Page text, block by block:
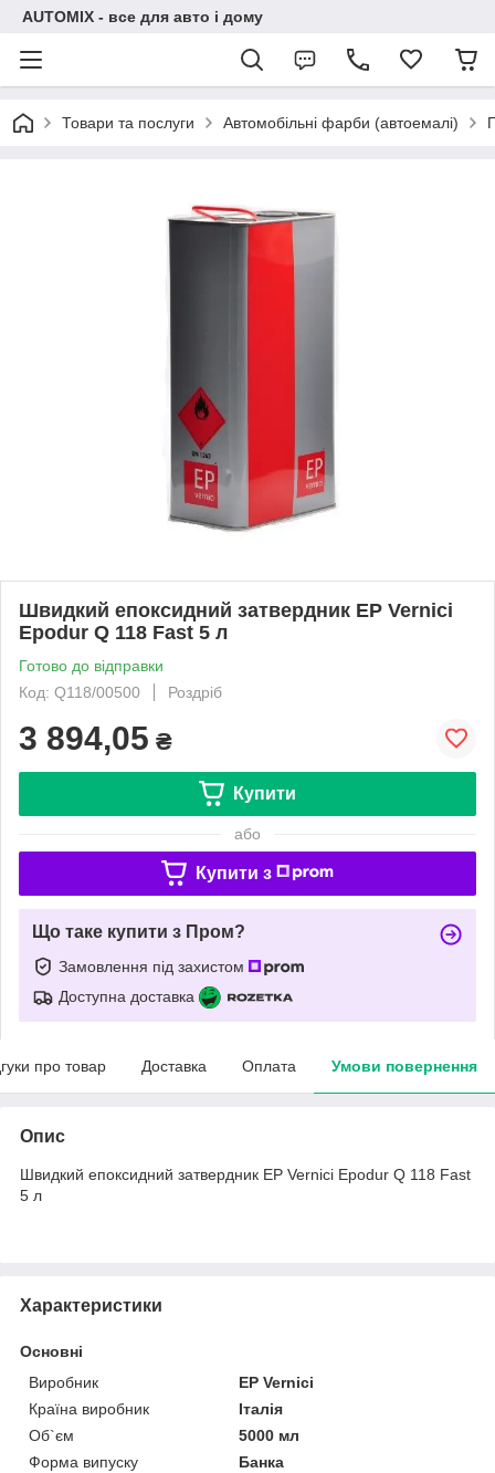
AUTOMIX - все для авто і дому
Товари та послуги Автомобільні фарби (автоемалі)
Швидкий епоксидний затвердник EP Vernici
Epodur Q 118 Fast 5 л
Готово до відправки
Код: Q118/00500
Роздріб
3 894,05 ₴
Купити
або
Купити з
Що таке купити з Пром?
Замовлення під захистом
Доступна доставка
про товар Доставка Оплата Умови повернення
Опис
Швидкий епоксидний затвердник EP Vernici Epodur Q 118 Fast
5 л
Характеристики
Основні
Виробник
EP Vernici
Країна виробник
Італія
Об`єм
5000 мл
Форма випуску
Банка